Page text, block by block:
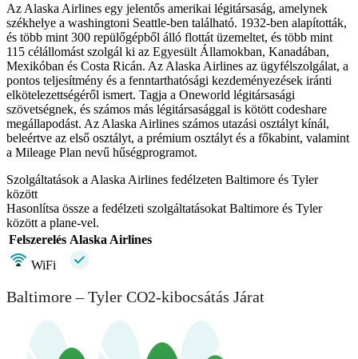
Az Alaska Airlines egy jelentős amerikai légitársaság, amelynek
székhelye a washingtoni Seattle-ben található. 1932-ben alapították,
és több mint 300 repülőgépből álló flottát üzemeltet, és több mint
115 célállomást szolgál ki az Egyesült Államokban, Kanadában,
Mexikóban és Costa Ricán. Az Alaska Airlines az ügyfélszolgálat, a
pontos teljesítmény és a fenntarthatósági kezdeményezések iránti
elkötelezettségéről ismert. Tagja a Oneworld légitársasági
szövetségnek, és számos más légitársasággal is kötött codeshare
megállapodást. Az Alaska Airlines számos utazási osztályt kínál,
beleértve az első osztályt, a prémium osztályt és a főkabint, valamint
a Mileage Plan nevű hűségprogramot.
Szolgáltatások a Alaska Airlines fedélzeten Baltimore és Tyler
között
Hasonlítsa össze a fedélzeti szolgáltatásokat Baltimore és Tyler
között a plane-vel.
Felszerelés Alaska Airlines
WiFi
Baltimore – Tyler CO2-kibocsátás Járat